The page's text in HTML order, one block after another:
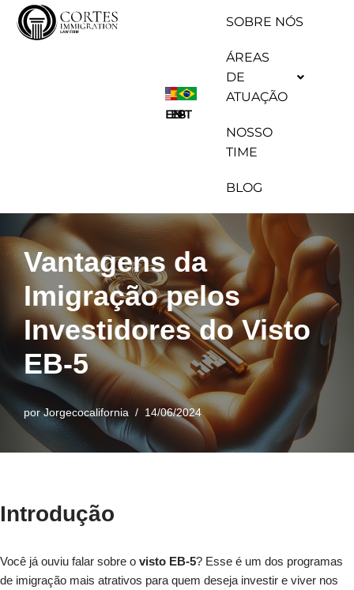
Pular
SOBRE NÓS
ÁREAS
DE
ATUAÇÃO
NOSSO
TIME
BLOG
EN
ESPT
Vantagens da
Imigração pelos
Investidores do Visto
EB-5
porJorgecocalifornia 14/06/2024
Introdução
Você já ouviu falar sobre o visto EB-5? Esse é um dos programas
de imigração mais atrativos para quem deseja investir e viver nos